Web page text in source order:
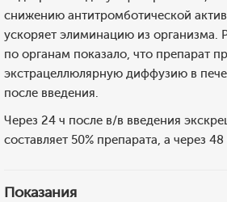
снижению антитромботической
ускоряет элиминацию из организма.
по органам показало, что препарат
экстрацеллюлярную диффузию в
после введения.
Через 24 ч после в/в введения
составляет 50% препарата, а через
Показания